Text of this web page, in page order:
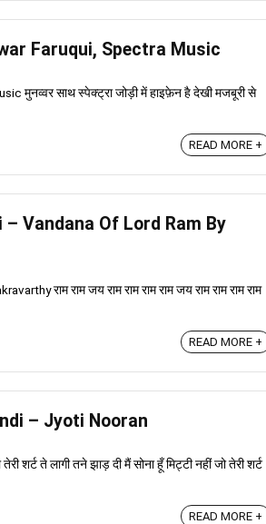
Faruqui, Spectra Music
मुनव्वर साथ स्पेक्ट्रा जोड़ी में हाइफ़ेन है देखी मजबूरी से
READ MORE +
Vandana Of Lord Ram By
राम राम जय राम राम राम राम जय राम राम राम राम
READ MORE +
– Jyoti Nooran
ते लागी तने झाड़ दी मैं सोना हूँ मिट्टी नहीं जो तेरी शर्ट
READ MORE +